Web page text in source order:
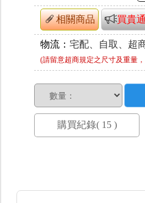
相關商品 買貴
物流： 宅配、自取、超
(請留意超商規定之尺寸及重量
數量：